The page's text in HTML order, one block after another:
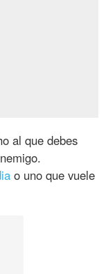
al que debes
o uno que vuele